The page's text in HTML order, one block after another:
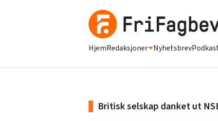
HjemRedaksjoner Nyhetsbrev
Britisk selskap danket ut